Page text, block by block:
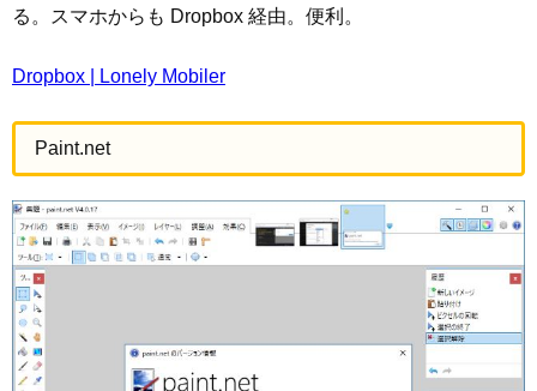
る。スマホからも Dropbox 経由。便利。
Dropbox | Lonely Mobiler
Paint.net